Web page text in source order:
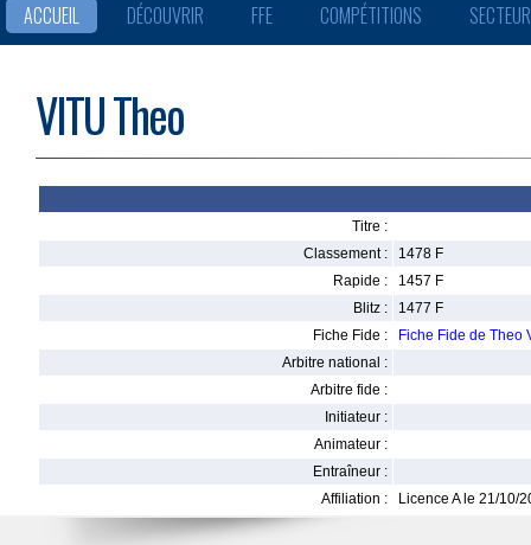
ACCUEIL DÉCOUVRIR FFE COMPÉTITIONS
VITU Theo
Titre :
Classement :
1478 F
Rapide :
1457 F
Blitz :
1477 F
Fiche Fide :
Fiche Fide de Theo
Arbitre national :
Arbitre fide :
Initiateur :
Animateur :
Entraîneur :
Affiliation :
Licence A le 21/10/